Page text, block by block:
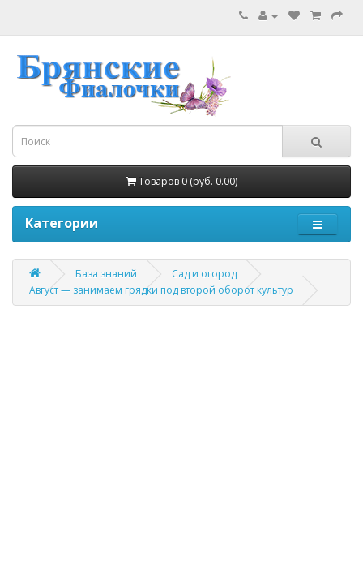
Товаров 0 (руб. 0.00)
Категории
База знаний
Сад и огород
Август — занимаем грядки под второй оборот культур